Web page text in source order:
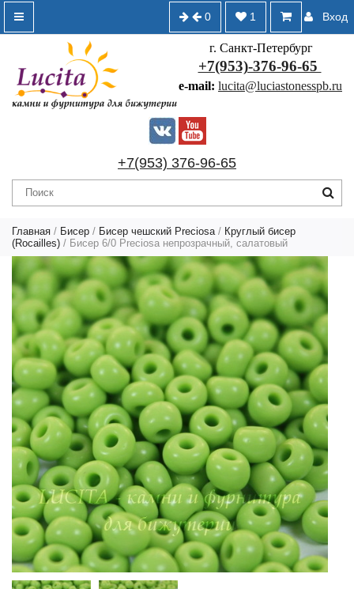
Вход
1
0
г. Санкт-Петербург
+7(953)-376-96-65
e-mail: lucita@luciastonesspb.ru
+7(953) 376-96-65
Главная / Бисер / Бисер чешский Preciosa / Круглый бисер
(Rocailles) / Бисер 6/0 Preciosa непрозрачный, салатовый